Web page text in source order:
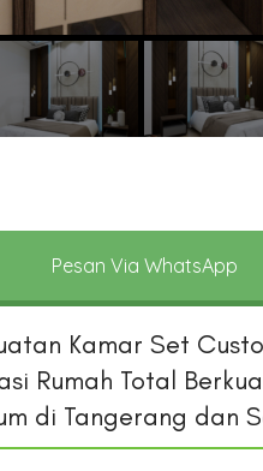
Pesan Via WhatsApp
Kamar Set
Rumah Total
di Tangerang dan